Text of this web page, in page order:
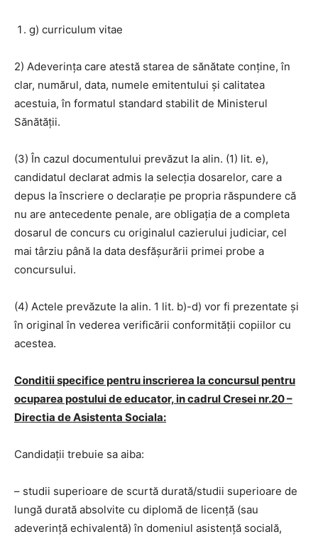
g) curriculum vitae
2) Adeverinţa care atestă starea de sănătate conţine, în
clar, numărul, data, numele emitentului şi calitatea
acestuia, în formatul standard stabilit de Ministerul
Sănătăţii.
(3) În cazul documentului prevăzut la alin. (1) lit. e),
candidatul declarat admis la selecţia dosarelor, care a
depus la înscriere o declaraţie pe propria răspundere că
nu are antecedente penale, are obligaţia de a completa
dosarul de concurs cu originalul cazierului judiciar, cel
mai târziu până la data desfăşurării primei probe a
concursului.
(4) Actele prevăzute la alin. 1 lit. b)-d) vor fi prezentate şi
în original în vederea verificării conformităţii copiilor cu
acestea.
Conditii specifice pentru inscrierea la concursul pentru
ocuparea postului de educator, in cadrul Cresei nr.20 –
Directia de Asistenta Sociala:
Candidaţii trebuie sa aiba:
– studii superioare de scurtă durată/studii superioare de
lungă durată absolvite cu diplomă de licență (sau
adeverință echivalentă) în domeniul asistență socială,